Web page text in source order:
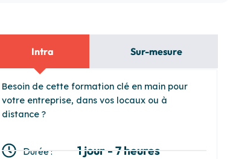
Intra Sur-mesure
Besoin de cette formation clé en main pour
votre entreprise, dans vos locaux ou à
distance ?
Durée : 1 jour - 7 heures